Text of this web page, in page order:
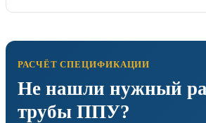
РАСЧЁТ СПЕЦИФИКАЦИИ
Не нашли нужный
трубы ППУ?